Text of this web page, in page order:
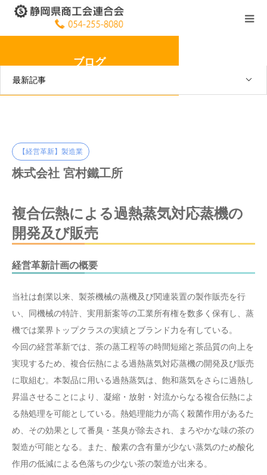
ブログ
最新記事
【経営革新】製造業
株式会社 宮村鐵工所
複合伝熱による過熱蒸気対応蒸機の
開発及び販売
経営革新計画の概要
当社は創業以来、製茶機械の蒸機及び関連装置の製作販売を行
い、同機械の特許、実用新案等の工業所有権を数多く保有し、蒸
機では業界トップクラスの実績とブランド力を有している。
今回の経営革新では、茶の蒸工程等の時間短縮と茶品質の向上を
実現するため、複合伝熱による過熱蒸気対応蒸機の開発及び販売
に取組む。本製品に用いる過熱蒸気は、飽和蒸気をさらに過熱し
昇温させることにより、凝縮・放射・対流からなる複合伝熱によ
る熱処理を可能としている。熱処理能力が高く殺菌作用があるた
め、その効果として番臭・茎臭が除去され、まろやかな味の茶の
製造が可能となる。また、酸素の含有量が少ない蒸気のため酸化
作用の低減による色落ちの少ない茶の製造が出来る。